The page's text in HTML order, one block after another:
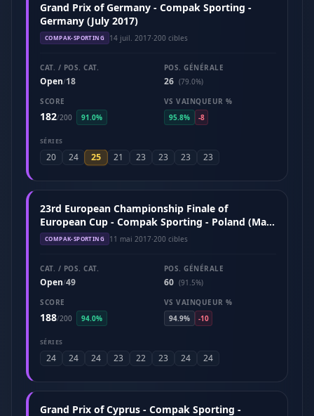
Grand Prix of Germany - Compak Sporting -
Germany (July 2017)
COMPAK-SPORTING 14 juil. 2017·200 cibles
CAT. / POS. CAT.
Open/18
POS. GÉNÉRALE
26 (79.0%)
SCORE
182/200 91.0%
VS VAINQUEUR %
95.8%
-8
SÉRIES
20 24 25 21 23 23 23 23
23rd European Championship Finale of
European Cup - Compak Sporting - Poland (May
2017)
COMPAK-SPORTING 11 mai 2017·200 cibles
CAT. / POS. CAT.
Open/49
POS. GÉNÉRALE
60 (91.5%)
SCORE
188/200 94.0%
VS VAINQUEUR %
94.9%
-10
SÉRIES
24 24 24 23 22 23 24 24
Grand Prix of Cyprus - Compak Sporting -